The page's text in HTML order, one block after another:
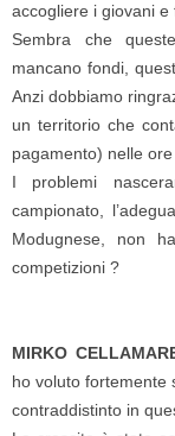
accogliere i giovani e
Sembra che
mancano fondi,
Anzi dobbiamo
un territorio che
pagamento) nelle
I problemi
campionato,
Modugnese, non
competizioni ?
MIRKO
ho voluto fortemente
contraddistinto in